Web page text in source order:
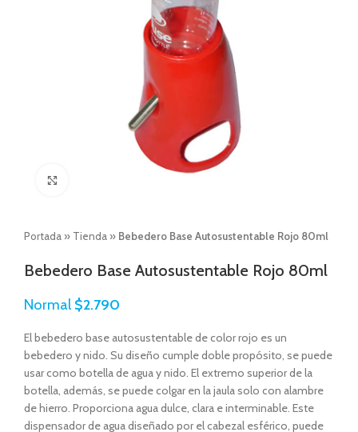
Portada » Tienda » Bebedero Base Autosustentable Rojo 80ml
Bebedero Base Autosustentable Rojo 80ml
Normal $2.790
El bebedero base autosustentable de color rojo es un
bebedero y nido. Su diseño cumple doble propósito, se puede
usar como botella de agua y nido. El extremo superior de la
botella, además, se puede colgar en la jaula solo con alambre
de hierro. Proporciona agua dulce, clara e interminable. Este
dispensador de agua diseñado por el cabezal esférico, puede